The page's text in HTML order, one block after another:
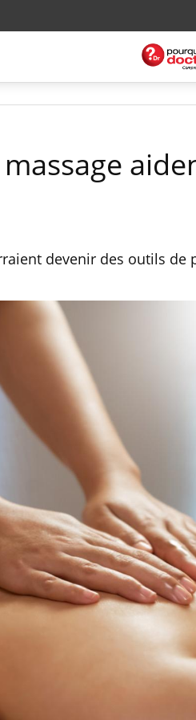
devenir des outils de
Bébés, jeunes enfants :
quelle trousse à
pharmacie pour les
vacances ?
Syndrome
quels sont les
exercices physiques ?
Comment éviter une
pendant les vacances